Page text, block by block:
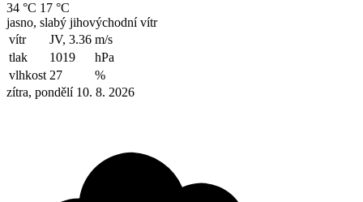
34 °C 17 °C
jasno, slabý jihovýchodní vítr
vítr
JV, 3.36 m/s
tlak
1019
hPa
vlhkost 27
%
zítra, pondělí 10. 8. 2026